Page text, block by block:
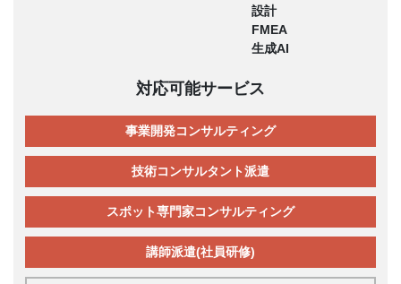
設計
FMEA
生成AI
対応可能サービス
事業開発コンサルティング
技術コンサルタント派遣
スポット専門家コンサルティング
講師派遣(社員研修)